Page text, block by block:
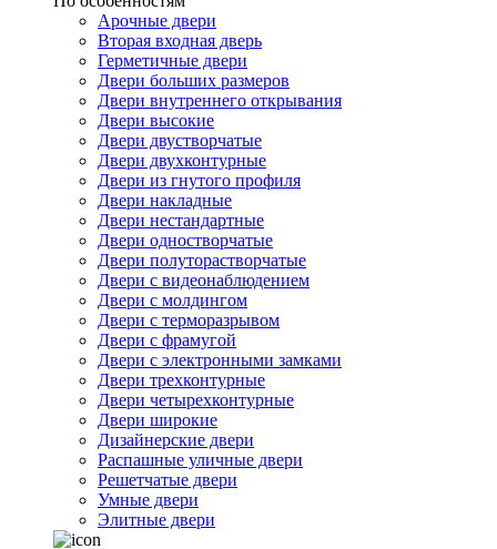
Арочные двери
Вторая входная дверь
Герметичные двери
Двери больших размеров
Двери внутреннего открывания
Двери высокие
Двери двустворчатые
Двери двухконтурные
Двери из гнутого профиля
Двери накладные
Двери нестандартные
Двери одностворчатые
Двери полуторастворчатые
Двери с видеонаблюдением
Двери с молдингом
Двери с терморазрывом
Двери с фрамугой
Двери с электронными замками
Двери трехконтурные
Двери четырехконтурные
Двери широкие
Дизайнерские двери
Распашные уличные двери
Решетчатые двери
Умные двери
Элитные двери